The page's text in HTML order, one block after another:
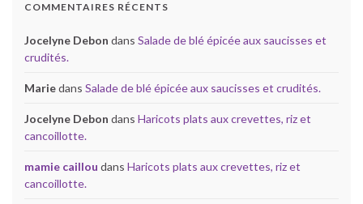
COMMENTAIRES RÉCENTS
Jocelyne Debon dans Salade de blé épicée aux saucisses et
crudités.
Mariedans Salade de blé épicée aux saucisses et crudités.
Jocelyne Debon dans Haricots plats aux crevettes, riz et
cancoillotte.
mamie caillou dans Haricots plats aux crevettes, riz et
cancoillotte.